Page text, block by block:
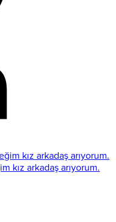
kız arkadaş arıyorum.